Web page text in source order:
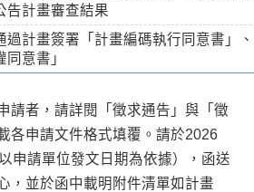
告計畫審查結果
過計畫簽署「計畫編碼執行同意書」
同意書」
請者，請詳閱「徵求通告」與「徵
各申請文件格式填覆。請於2026
申請單位發文日期為依據），函送
，並於函中載明附件清單如計畫